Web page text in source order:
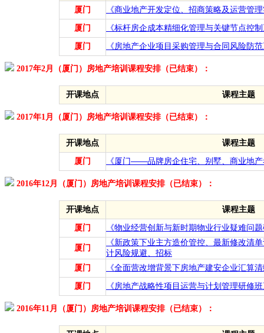
厦门
《商业地产开发定位、招商策略及运营管
厦门
《标杆房企成本精细化管理与关键节点控
厦门
《房地产企业项目采购管理与合同风险防
2017年2月（厦门）房地产培训课程安排（已结束）：
开课地点 课程主题
2017年1月（厦门）房地产培训课程安排（已结束）：
开课地点 课程主题
厦门 《厦门——品牌房企住宅、别墅、商业地
2016年12月（厦门）房地产培训课程安排（已结束）：
开课地点 课程主题
厦门 《物业经营创新与新时期物业行业疑难问
厦门
《新政策下业主方造价管控、最新修改清
计风险规避、招标
厦门
《全面营改增背景下房地产建安企业汇算
厦门
《房地产战略性项目运营与计划管理研修
2016年11月（厦门）房地产培训课程安排（已结束）：